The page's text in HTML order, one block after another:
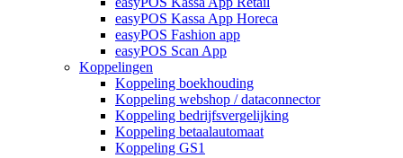
easyPOS Kassa App Horeca
easyPOS Fashion app
easyPOS Scan App
Koppelingen
Koppeling boekhouding
Koppeling webshop / dataconnector
Koppeling bedrijfsvergelijking
Koppeling betaalautomaat
Koppeling GS1